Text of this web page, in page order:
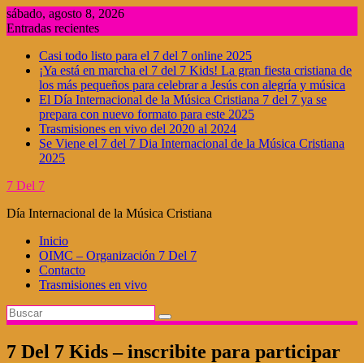
Saltar
al
sábado, agosto 8, 2026
Entradas recientes
Casi todo listo para el 7 del 7 online 2025
¡Ya está en marcha el 7 del 7 Kids! La gran fiesta cristiana de
los más pequeños para celebrar a Jesús con alegría y música
El Día Internacional de la Música Cristiana 7 del 7 ya se
prepara con nuevo formato para este 2025
Trasmisiones en vivo del 2020 al 2024
Se Viene el 7 del 7 Dia Internacional de la Música Cristiana
2025
7 Del 7
Día Internacional de la Música Cristiana
Inicio
OIMC – Organización 7 Del 7
Contacto
Trasmisiones en vivo
7 Del 7 Kids – inscribite para participar